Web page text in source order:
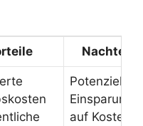
Nachteile
Potenzielle
auf Kosten